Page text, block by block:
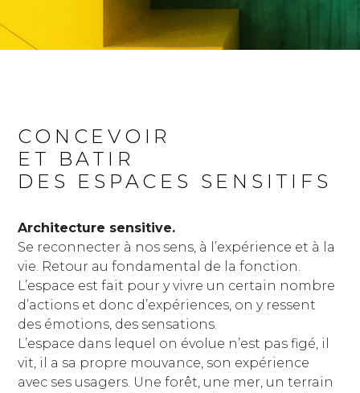
CONCEVOIR
ET BATIR
DES ESPACES SENSITIFS
Architecture sensitive.
Se reconnecter à nos sens, à l’expérience et à la
vie. Retour au fondamental de la fonction.
L’espace est fait pour y vivre un certain nombre
d’actions et donc d’expériences, on y ressent
des émotions, des sensations.
L’espace dans lequel on évolue n’est pas figé, il
vit, il a sa propre mouvance, son expérience
avec ses usagers. Une forêt, une mer, un terrain